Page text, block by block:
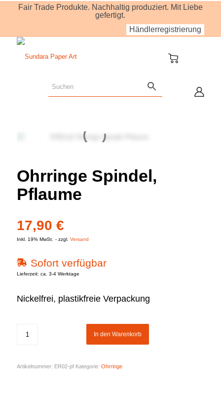
Fair Trade Produkte. Nachhaltig produziert. Mit Liebe
gefertigt.
Händlerregistrierung
Ohrringe Spindel,
Pflaume
17,90 €
Inkl. 19% MwSt. zzgl. Versand
Sofort verfügbar
Lieferzeit: ca. 3-4 Werktage
Nickelfrei, plastikfreie Verpackung
In den Warenkorb
Artikelnummer: ER02-pf Kategorie: Ohrringe